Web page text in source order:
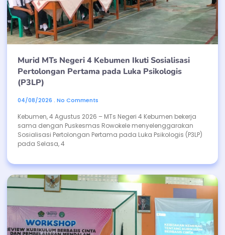
Murid MTs Negeri 4 Kebumen Ikuti Sosialisasi
Pertolongan Pertama pada Luka Psikologis
(P3LP)
04/08/2026 No Comments
Kebumen, 4 Agustus 2026 – MTs Negeri 4 Kebumen bekerja
sama dengan Puskesmas Rowokele menyelenggarakan
Sosialisasi Pertolongan Pertama pada Luka Psikologis (P3LP)
pada Selasa, 4